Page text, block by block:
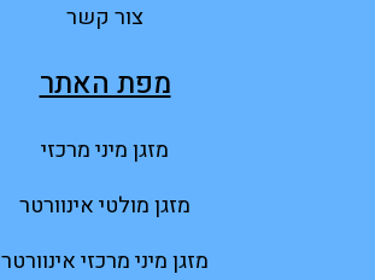
צור קשר
מפת האתר
מזגן מיני מרכזי
מזגן מולטי אינוורטר
מזגן מיני מרכזי אינוורטר